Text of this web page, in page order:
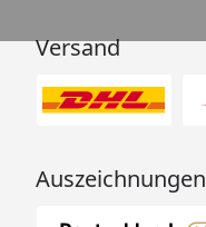
Versand
Auszeichnungen